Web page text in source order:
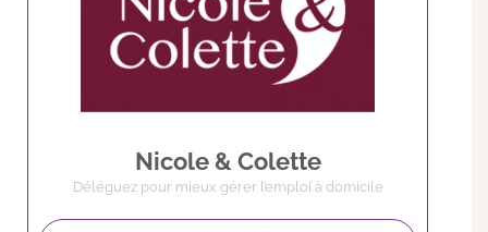
Nicole & Colette
Déléguez pour mieux gérer l’emploi à domicile